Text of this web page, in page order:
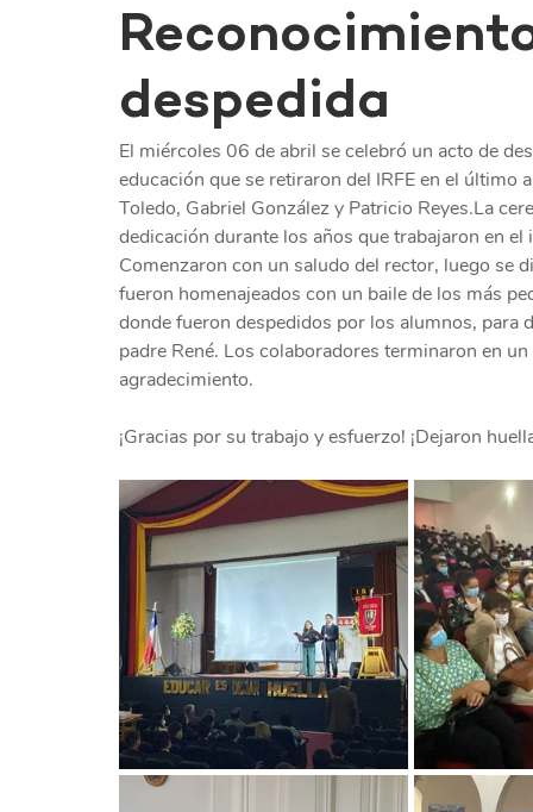
despedida
El miércoles 06 de abril se celebró un acto de
educación que se retiraron del IRFE en el último
Toledo, Gabriel González y Patricio Reyes.La
dedicación durante los años que trabajaron en
Comenzaron con un saludo del rector, luego se
fueron homenajeados con un baile de los más
donde fueron despedidos por los alumnos, para
padre René. Los colaboradores terminaron en
agradecimiento.
¡Gracias por su trabajo y esfuerzo! ¡Dejaron